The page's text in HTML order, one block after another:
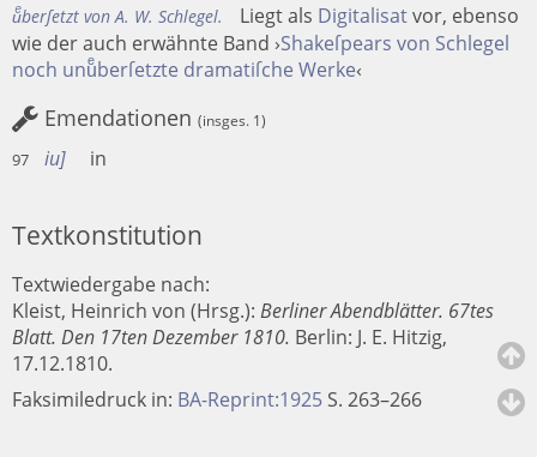
uͤberſetzt von A. W. Schlegel.
Liegt als Digitalisatvor, ebenso
wie der auch erwähnte Band ›Shakeſpears von Schlegel
noch unuͤberſetzte dramatiſche Werke‹
Emendationen (insges. 1)
97 iu in
Textkonstitution
Textwiedergabe nach:
Kleist, Heinrich von (Hrsg.): Berliner Abendblätter. 67tes
Blatt. Den 17ten Dezember 1810. Berlin: J. E. Hitzig,
17.12.1810.
Faksimiledruck in: BA-Reprint:1925 S. 263–266